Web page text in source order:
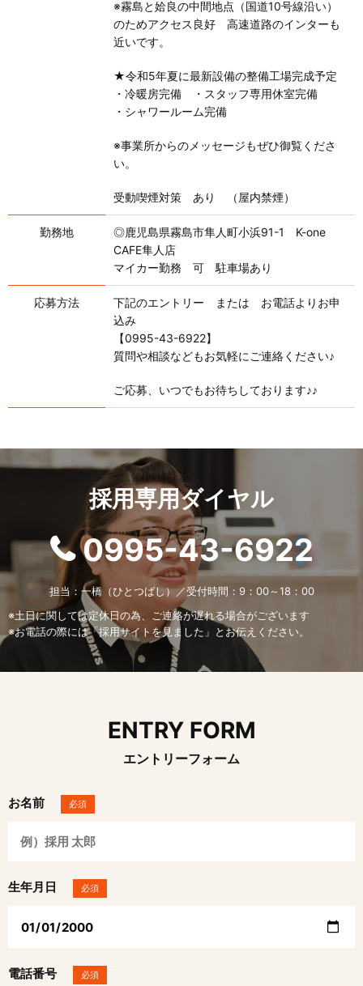
※霧島と姶良の中間地点（国道10号線沿い）
のためアクセス良好 高速道路のインターも
近いです。
★令和5年夏に最新設備の整備工場完成予定
・冷暖房完備 ・スタッフ専用休室完備
・シャワールーム完備
※事業所からのメッセージもぜひ御覧くださ
い。
受動喫煙対策 あり （屋内禁煙）
勤務地
◎鹿児島県霧島市隼人町小浜91-1 K-one
CAFE隼人店
マイカー勤務 可 駐車場あり
応募方法
下記のエントリー または お電話よりお申
込み
【0995-43-6922】
質問や相談などもお気軽にご連絡ください♪
ご応募、いつでもお待ちしております♪♪
採用専用ダイヤル
0995-43-6922
担当：一橋（ひとつばし）／受付時間：9：00～18：00
※土日に関しては定休日の為、ご連絡が遅れる場合がございます
※お電話の際には「採用サイトを見ました」とお伝えください。
ENTRY FORM
エントリーフォーム
お名前 必須
生年月日 必須
電話番号 必須